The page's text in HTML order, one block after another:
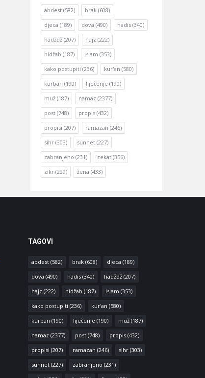
abdest (582) brak (608)
djeca (189) dova (490) hadis (340)
hadždž (207) hajz (222)
hidžab (187) islam (353)
kako postupiti (236) kur'an (580)
kurban (190) liječenje (190)
muž (187) namaz (2377)
post (748) propis (432)
propisi (207) ramazan (246)
sihr (303) sunnet (227)
zabranjeno (231) zekat (356)
zikr (229) žena (433)
TAGOVI
abdest(582) brak(608) djeca (189)
dova (490) hadis(340) hadždž(207)
hajz (222) hidžab (187) islam (353)
kako postupiti (236) kur'an (580)
kurban (190) liječenje (190) muž(187)
namaz (2377) post(748) propis(432)
propisi (207) ramazan (246) sihr(303)
sunnet(227) zabranjeno (231)